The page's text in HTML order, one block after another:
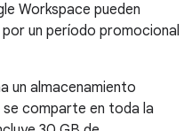
Workspace pueden
un período promocional
un almacenamiento
comparte en toda la